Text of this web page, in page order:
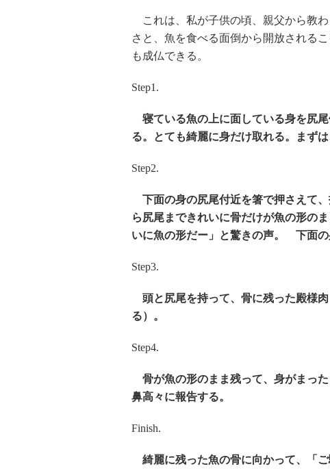
これは、私が子供の頃、親父から教
さと、魚を食べる面倒から開放される
も成仏できる。
Step1.
寝ている魚の上に面している身を尻
る。とても綺麗に身だけ取れる。まずは
Step2.
下面の身の尻尾付近を箸で押さえて
ら尻尾まできれいに骨だけが魚の形の
いに魚の形だー」と驚きの声。 下面の
Step3.
頭と尻尾を持って、骨に残った殿様
る）。
Step4.
骨が魚の形のまま残って、身がまっ
鼻高々に報告する。
Finish.
綺麗に残った魚の骨に向かって、「ご